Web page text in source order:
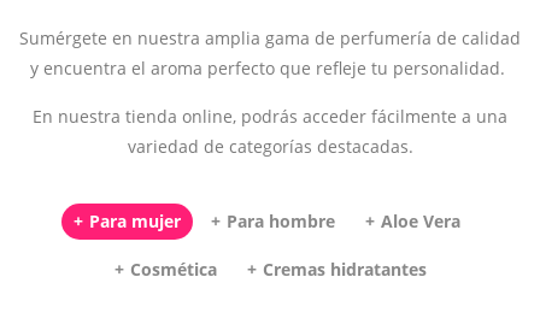
Sumérgete en nuestra amplia gama de perfumería de calidad
y encuentra el aroma perfecto que refleje tu personalidad.
En nuestra tienda online, podrás acceder fácilmente a una
variedad de categorías destacadas.
Para mujer Para hombre Aloe Vera
Cosmética Cremas hidratantes